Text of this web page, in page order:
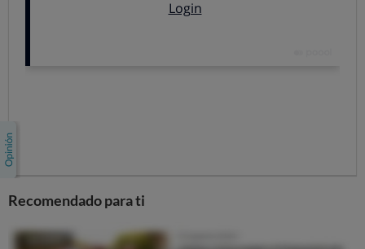
Sigue leyendo: te contamos en qué consiste esta
favor de familiaresdebe haber estado de alta alguna
Se pueden dar distintos supuestos.
Recomendado para ti